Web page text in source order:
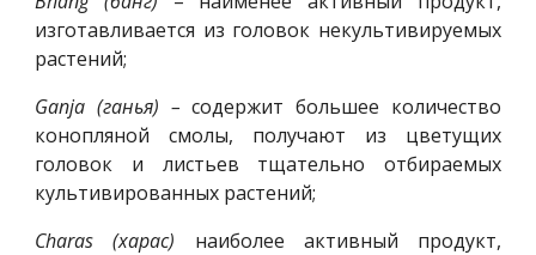
изготавливается из головок некультивируемых
растений;
Ganja (ганья) – содержит большее количество
конопляной смолы, получают из цветущих
головок и листьев тщательно отбираемых
культивированных растений;
Charas (харас) наиболее активный продукт,